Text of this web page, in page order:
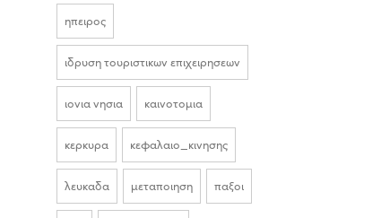
ηπειρος
ιδρυση τουριστικων επιχειρησεων
ιονια νησια καινοτομια
κερκυρα κεφαλαιο_κινησης
λευκαδα μεταποιηση παξοι